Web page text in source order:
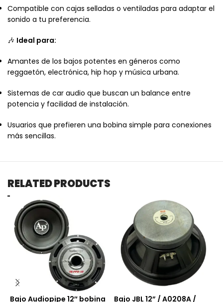
Compatible con cajas selladas o ventiladas para adaptar el
sonido a tu preferencia.
🎶 Ideal para:
Amantes de los bajos potentes en géneros como
reggaetón, electrónica, hip hop y música urbana.
Sistemas de car audio que buscan un balance entre
potencia y facilidad de instalación.
Usuarios que prefieren una bobina simple para conexiones
más sencillas.
RELATED PRODUCTS
Bajo Audiopipe 12″ bobina Bajo JBL 12” / A0208A /